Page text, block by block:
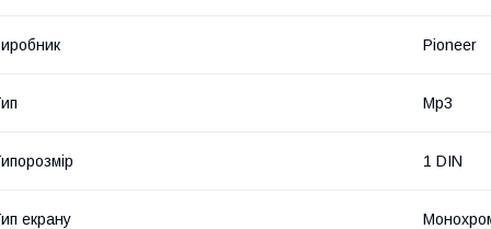
Pioneer
Mp3
1 DIN
екрану